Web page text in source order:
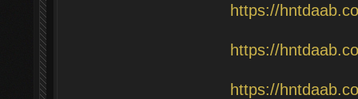
https://
https://
https://